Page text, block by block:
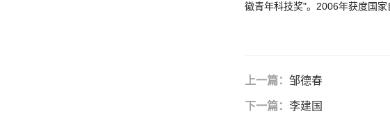
徽青年科技奖"。2006年获度国
上一篇： 邹德春
下一篇： 李建国